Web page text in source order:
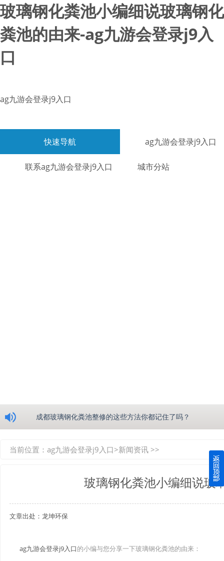
玻璃钢化粪池小编细说玻璃钢化
粪池的由来-ag九游会登录j9入
口
ag九游会登录j9入口
快速导航 ag九游会登录j9入口
联系ag九游会登录j9入口 城市分站
成都玻璃钢化粪池整修的这些方法你都记住了吗？
四川玻璃钢化粪池逐渐取代传统玻璃钢化粪池的这几点原因
关于重庆玻璃钢化粪池的这些基础知识你都记住了吗？
当前位置： ag九游会登录j9入口>新闻资讯 >>
玻璃钢化粪池小编细说玻
文章出处：龙坤环保
ag九游会登录j9入口的小编与您分享一下玻璃钢化粪池的由来：